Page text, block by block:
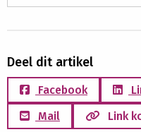
Deel dit artikel
Facebook
Mail
Link